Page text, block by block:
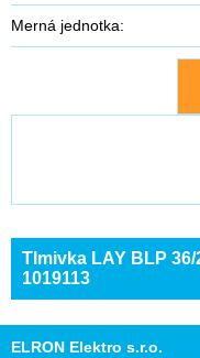
Merná jednotka:
Tlmivka LAY BLP 36/
1019113
ELRON Elektro s.r.o.